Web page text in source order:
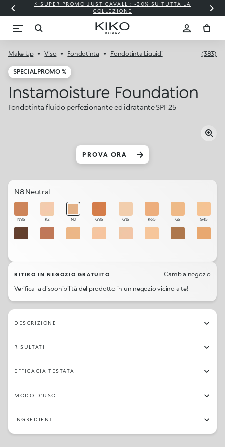
⚡ SUPER PROMO JUST CAVALLI: -30% SU TUTTA LA
COLLEZIONE
Make Up Viso Fondotinta Fondotinta Liquidi (383)
SPECIAL PROMO %
Instamoisture Foundation
Fondotinta fluido perfezionante ed idratante SPF 25
PROVA ORA
N8 Neutral
N9.5 R2 N8 G9.5 G1.5 R6.5 G5 G4.5
RITIRO IN NEGOZIO GRATUITO
Cambia negozio
Verifica la disponibilità del prodotto in un negozio vicino a te!
DESCRIZIONE
RISULTATI
EFFICACIA TESTATA
MODO D'USO
INGREDIENTI